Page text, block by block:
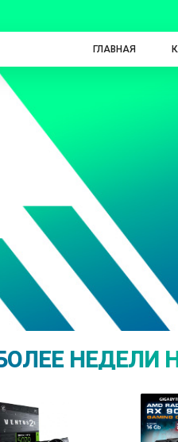
ГЛАВНАЯ
НЕДЕЛИ